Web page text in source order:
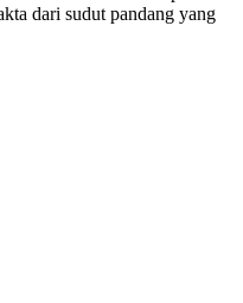
dari sudut pandang yang